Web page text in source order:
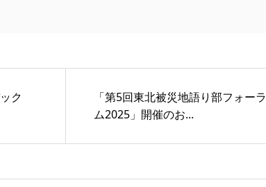
ク
「第5回東北被災地語り部フォーラ
ム2025」開催のお...